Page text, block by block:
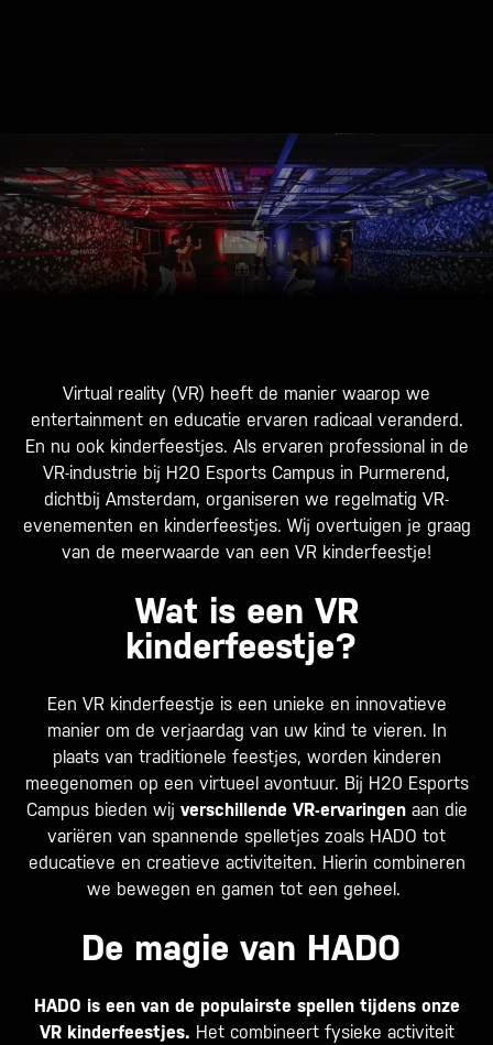
Virtual reality (VR) heeft de manier waarop we
entertainment en educatie ervaren radicaal veranderd.
En nu ook kinderfeestjes. Als ervaren professional in de
VR-industrie bij H20 Esports Campus in Purmerend,
dichtbij Amsterdam, organiseren we regelmatig VR-
evenementen en kinderfeestjes. Wij overtuigen je graag
van de meerwaarde van een VR kinderfeestje!
Wat is een VR
kinderfeestje?
Een VR kinderfeestje is een unieke en innovatieve
manier om de verjaardag van uw kind te vieren. In
plaats van traditionele feestjes, worden kinderen
meegenomen op een virtueel avontuur. Bij H20 Esports
Campus bieden wij verschillende VR-ervaringenaan die
variëren van spannende spelletjes zoals HADO tot
educatieve en creatieve activiteiten. Hierin combineren
we bewegen en gamen tot een geheel.
De magie van HADO
HADO is een van de populairste spellen tijdens onze
VR kinderfeestjes. Het combineert fysieke activiteit